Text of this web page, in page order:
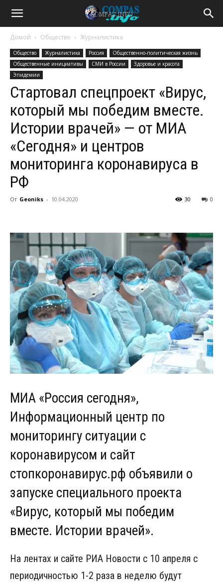
Домой Общество Журналистика
Общество Журналистика Россия
Общественно-политическая жизнь
Общественные инициативы
СМИ в России
Здоровье и красота
Эпидемии
Стартовал спецпроект «Вирус,
который мы победим вместе.
Истории врачей» — от МИА
«Сегодня» и центров
мониторинга коронавируса в
РФ
От Geoniks - 10.04.2020 0
30
МИА «Россия сегодня»,
Информационный центр по
мониторингу ситуации с
коронавирусом и сайт
стопкоронавирус.рф объявили о
запуске специального проекта
«Вирус, который мы победим
вместе. Истории врачей».
На лентах и сайте РИА Новости с 10 апреля с
периодичностью 1-2 раза в неделю будут